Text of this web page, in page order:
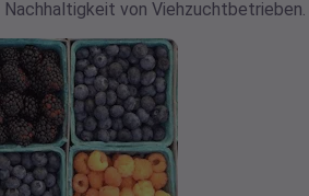
von Viehzuchtbetrieben.